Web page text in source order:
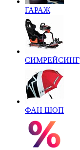
ГАРАЖ
СИМРЕЙСИНГ
ФАН ШОП